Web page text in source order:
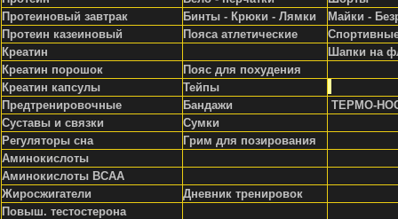
Протеиновый завтрак
Бинты - Крюки - Лямки
Майки -
Протеин казеиновый
Пояса атлетические
Креатин
Шапки на
Креатин порошок
Пояс для похудения
Креатин капсулы
Тейпы
Предтренировочные
Бандажи
ТЕРМО-
Суставы и связки
Сумки
Регуляторы сна
Грим для позирования
Аминокислоты
Аминокислоты ВСАА
Жиросжигатели
Дневник тренировок
Повыш. тестостерона